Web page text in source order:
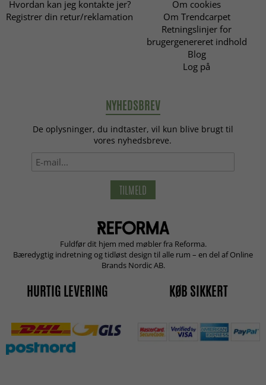
Hvordan kan jeg kontakte jer?
Registrer din retur/reklamation
Om cookies
Om Trendcarpet
Retningslinjer for
brugergenereret indhold
Blog
Log på
NYHEDSBREV
De oplysninger, du indtaster, vil kun blive brugt til
vores nyhedsbreve.
TILMELD
Fuldfør dit hjem med møbler fra Reforma.
Bæredygtig indretning og tidløst design til alle rum – en del af Online
Brands Nordic AB.
HURTIG LEVERING KØB SIKKERT